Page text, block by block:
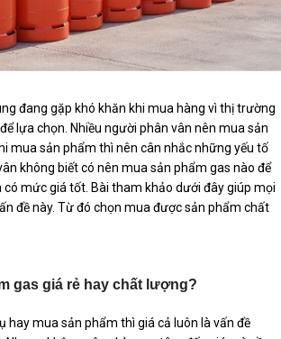
đang gặp khó khăn khi mua hàng vì thị trường
lựa chọn. Nhiều người phân vân nên mua sản
mua sản phẩm thì nên cân nhắc những yếu tố
không biết có nên mua sản phẩm gas nào để
mức giá tốt. Bài tham khảo dưới đây giúp mọi
đề này. Từ đó chọn mua được sản phẩm chất
gas giá rẻ hay chất lượng?
hay mua sản phẩm thì giá cả luôn là vấn đề